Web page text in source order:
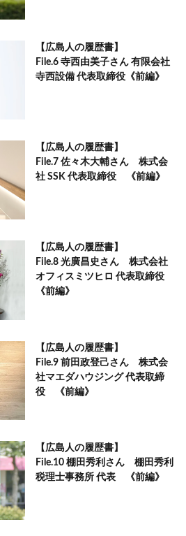
【広島人の履歴書】
File.6 寺西由美子さん 有限会社
寺西設備 代表取締役《前編》
【広島人の履歴書】
File.7 佐々木大輔さん 株式会
社 SSK 代表取締役 《前編》
【広島人の履歴書】
File.8 光廣昌史さん 株式会社
オフィスミツヒロ 代表取締役
《前編》
【広島人の履歴書】
File.9 前田政登己さん 株式会
社マエダハウジング 代表取締
役 《前編》
【広島人の履歴書】
File.10 棚田秀利さん 棚田秀利
税理士事務所 代表 《前編》